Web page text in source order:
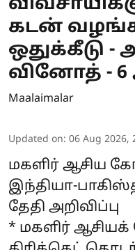
கடன் வழங்க
ஒதுக்கீடு -
வினோத் - 6
Maalaimalar
Updated on: 06 Aug 2026,
மகளிர் ஆசிய
இந்தியா-
தேதி அறிவிப்பு
* மகளிர் ஆசியக்